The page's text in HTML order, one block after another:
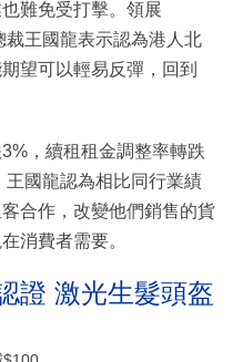
難免受打擊。領展
裁王國龍表示認為港人北
望可以輕易反彈，回到
，續租租金調整率轉跌
國龍認為相比同行業績
合作，改變他們銷售的貨
消費者需要。
證 激光生髮頭盔